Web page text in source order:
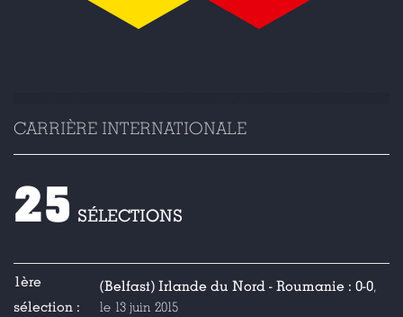
CARRIÈRE INTERNATIONALE
25 SÉLECTIONS
1ère
sélection :
(Belfast) Irlande du Nord - Roumanie : 0-0,
le 13 juin 2015